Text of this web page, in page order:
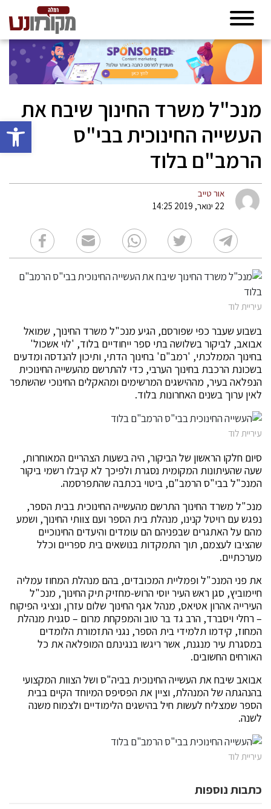
פתח
מנכ"ל משרד החינוך שיבח את
העשייה החינוכית בבי"ס
הרמב"ם בלוד
אור טייב
22 ינואר, 2019 14:25
עיריית לוד
בשבוע שעבר כפי שפורסם, הגיע מנכ"ל משרד החינוך, שמואל
אבואב, לביקור בשלושה בתי ספר ייחודיים בלוד, 'לוי אשכול'
בחינוך הממלכתי, 'רמב"ם' בחינוך הדתי, ותיכון להנדסה ומדעים
בשכונת הרכבת בחינוך הערבי, כדי להתרשם מהעשייה החינוכית
הנפלאה בעיר, מההישגים המרשימים ומהאקלים החינוכי שהשתפר
לאין ערוך בשנים האחרונות בלוד.
עיריית לוד
סיום חלקו הראשון של הביקור, היה בשעות הצהריים המאוחרות,
שעה שהעיתונות המקומית נסגרת ולפיכך לא קיבלו רשמי ביקור
המנכ"ל בבי"ס הרמב"ם, ביטוי בכתבה שהתפרסמה.
מנכ"ל משרד החינוך התרשם מהעשייה החינוכית בבית הספר,
נפגש עם רויטל קנינו, מנהלת בית הספר ועם צוותי החינוך, ושמע
מהם על האתגרים שבפניהם הם עומדים והיעדים החינוכיים
שהציבו לעצמם, תוך התמקדות בנושאים בית ספריים וכלל
מערכתיים.
את פני המנכ"ל ופמליית המכובדים, בהם מנהלת המחוז עמליה
חיימוביץ, סגן ראש העיר יוסי הרוש-מחזיק תיק החינוך, מנכ"ל
העירייה אהרון אטיאס, מנהל אגף החינוך שלום עזרן, ונציגי הפיקוח
– רחלי ויסברד, הרב גד בר טוב והמפקחת מרום – סגנית מנהלת
המחוז, קידמו תלמידי בית הספר, נגני התזמורת הלומדים
במסגרת עיר מנגנת, אשר ריגשו בנגינתם המופלאה את כל
האורחים החשובים.
אבואב שיבח את העשייה החינוכית בביה"ס ושל הצוות המקצועי
בהנהגתה של המנהלת, וציין את הפסיפס המיוחד הקיים בבית
הספר שמצליח לעשות חיל בהישגים הלימודיים ולצמוח משנה
לשנה.
עיריית לוד
כתבות נוספות